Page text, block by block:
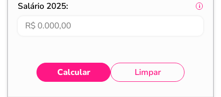
Salário 2025:
Calcular Limpar